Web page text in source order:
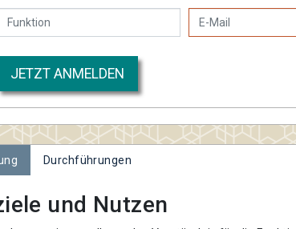
JETZT ANMELDEN
Durchführungen
und Nutzen